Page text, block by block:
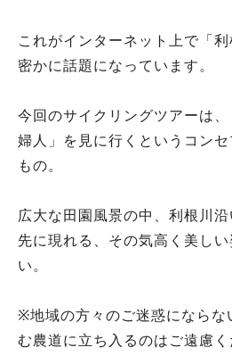
これがインターネット上で「
密かに話題になっています。
今回のサイクリングツアーは
婦人」を見に行くというコン
もの。
広大な田園風景の中、利根川
先に現れる、その気高く美し
い。
※地域の方々のご迷惑にならな
む農道に立ち入るのはご遠慮く